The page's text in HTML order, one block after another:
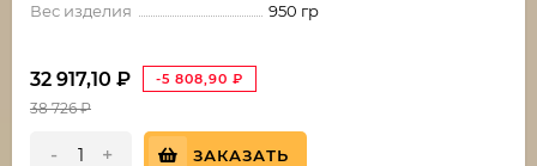
Вес изделия 950 гр
32 917,10 ₽ -5 808,90 ₽
38 726₽
- + ЗАКАЗАТЬ